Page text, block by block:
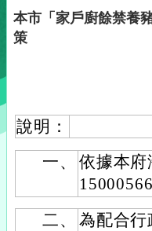
本市「家戶廚餘禁養
策
說明：
一、
依據本府
二、
為配合行